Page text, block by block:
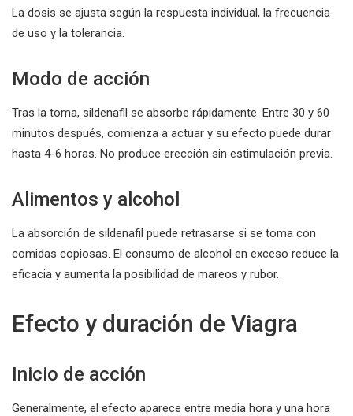
La dosis se ajusta según la respuesta individual, la frecuencia
de uso y la tolerancia.
Modo de acción
Tras la toma, sildenafil se absorbe rápidamente. Entre 30 y 60
minutos después, comienza a actuar y su efecto puede durar
hasta 4-6 horas. No produce erección sin estimulación previa.
Alimentos y alcohol
La absorción de sildenafil puede retrasarse si se toma con
comidas copiosas. El consumo de alcohol en exceso reduce la
eficacia y aumenta la posibilidad de mareos y rubor.
Efecto y duración de Viagra
Inicio de acción
Generalmente, el efecto aparece entre media hora y una hora